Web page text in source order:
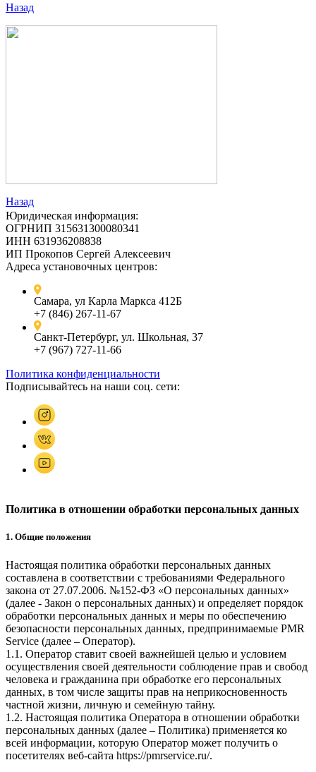
Назад
Назад
Юридическая информация:
ОГРНИП 315631300080341
ИНН 631936208838
ИП Прокопов Сергей Алексеевич
Адреса установочных центров:
Самара, ул Карла Маркса 412Б
+7 (846) 267-11-67
Санкт-Петербург, ул. Школьная, 37
+7 (967) 727-11-66
Политика конфиденциальности
Подписывайтесь на наши соц. сети:
Политика в отношении обработки персональных данных
1. Общие положения
Настоящая политика обработки персональных данных
составлена в соответствии с требованиями Федерального
закона от 27.07.2006. №152-ФЗ «О персональных данных»
(далее - Закон о персональных данных) и определяет порядок
обработки персональных данных и меры по обеспечению
безопасности персональных данных, предпринимаемые PMR
Service (далее – Оператор).
1.1. Оператор ставит своей важнейшей целью и условием
осуществления своей деятельности соблюдение прав и свобод
человека и гражданина при обработке его персональных
данных, в том числе защиты прав на неприкосновенность
частной жизни, личную и семейную тайну.
1.2. Настоящая политика Оператора в отношении обработки
персональных данных (далее – Политика) применяется ко
всей информации, которую Оператор может получить о
посетителях веб-сайта https://pmrservice.ru/.